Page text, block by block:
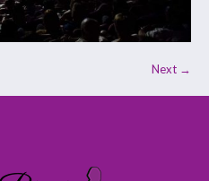
Next →